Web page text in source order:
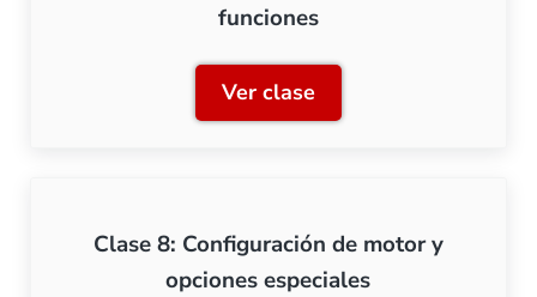
funciones
Ver claseClase 7: Ajustes
Clase 8: Configuración de motor y
opciones especiales